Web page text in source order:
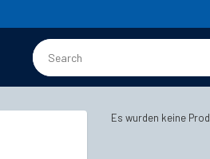
Es wurden keine